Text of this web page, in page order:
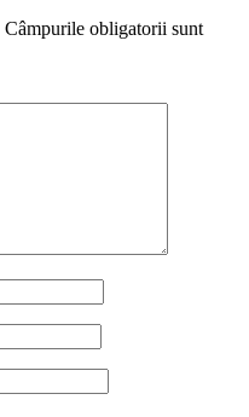
Câmpurile obligatorii sunt